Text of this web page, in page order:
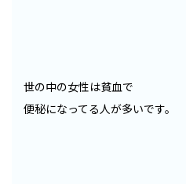
世の中の女性は貧血で
便秘になってる人が多いです。